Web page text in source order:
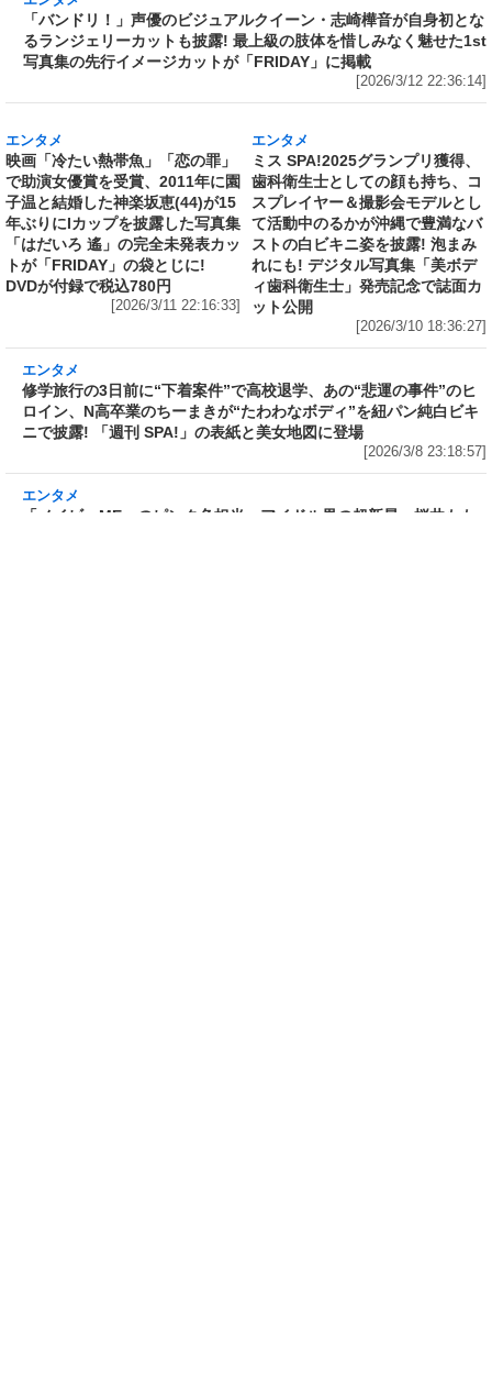
「バンドリ！」声優のビジュアルクイーン・志
崎樺音が自身初となるランジェリーカットも披
露! 最上級の肢体を惜しみなく魅せた1st写真集
の先行イメージカットが「FRIDAY」に掲載
[2026/3/12 22:36:14]
エンタメ
映画「冷たい熱帯魚」「恋の罪」
子温と結婚した神楽坂恵(44)が15
年ぶりにIカップを披露した写真集
「はだいろ 遙」の完全未発表カッ
トが「FRIDAY」の袋とじに!
DVDが付録で税込780円
エンタメ
ミス SPA!2025グランプリ獲得、
歯科衛生士としての顔も持ち、コ
スプレイヤー＆撮影会モデルとし
ストの白ビキニ姿を披露! 泡まみ
れにも! デジタル写真集「美ボデ
ィ歯科衛生士」発売記念で誌面カ
[2026/3/10 18:36:27]
エンタメ